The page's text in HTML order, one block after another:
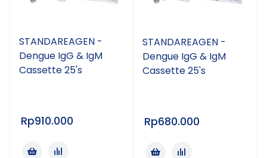
STANDAREAGEN -
Dengue IgG & IgM
Cassette 25's
Rp910.000
STANDAREAGEN -
Dengue IgG & IgM
Cassette 25's
Rp680.000